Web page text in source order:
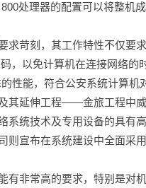
处理器的配置可以将整机成
苛刻，其工作特性不仅要
，以免计算机在连接网络的
性能，符合公安系统计算机
其延伸工程――金旅工程中
系统技术及专用设备的具有
宣布在系统建设中全面采用
非常高的要求，特别是对